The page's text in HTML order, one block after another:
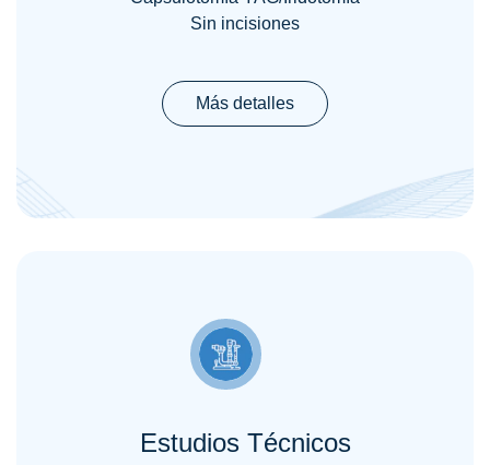
Sin incisiones
Más detalles
Estudios Técnicos